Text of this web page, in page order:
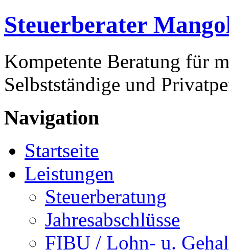
Steuerberater
Kompetente Beratung für
Selbstständige und
Navigation
Startseite
Leistungen
Steuerberatung
Jahresabschlüsse
FIBU / Lohn- u.